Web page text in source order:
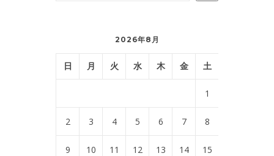
2026年8月
日 月 火 水 木 金 土
1
2 3 4 5 6 7 8
9 10 11 12 13 14 15